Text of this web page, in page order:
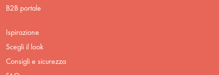
B2B portale
Ispirazione
Scegli il look
Consigli e sicurezza